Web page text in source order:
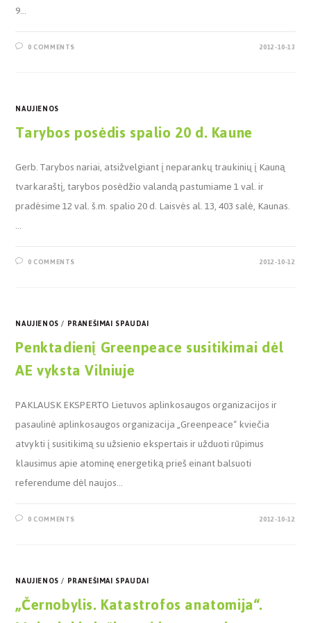
9…
0 COMMENTS 2012-10-13
NAUJIENOS
Tarybos posėdis spalio 20 d. Kaune
Gerb. Tarybos nariai, atsižvelgiant į neparankų traukinių į Kauną
tvarkaraštį, tarybos posėdžio valandą pastumiame 1 val. ir
pradėsime 12 val. š.m. spalio 20 d. Laisvės al. 13, 403 salė, Kaunas.
…
0 COMMENTS 2012-10-12
NAUJIENOS/ PRANEŠIMAI SPAUDAI
Penktadienį Greenpeace susitikimai dėl
AE vyksta Vilniuje
PAKLAUSK EKSPERTO Lietuvos aplinkosaugos organizacijos ir
pasaulinė aplinkosaugos organizacija „Greenpeace“ kviečia
atvykti į susitikimą su užsienio ekspertais ir užduoti rūpimus
klausimus apie atominę energetiką prieš einant balsuoti
referendume dėl naujos…
0 COMMENTS 2012-10-12
NAUJIENOS/ PRANEŠIMAI SPAUDAI
„Černobylis. Katastrofos anatomija“.